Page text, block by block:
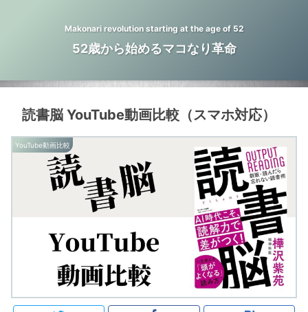
Makonari revolution starting at the age of 52
52歳から始めるマコなり革命
読書脳 YouTube動画比較（スマホ対応）
YouTube動画比較